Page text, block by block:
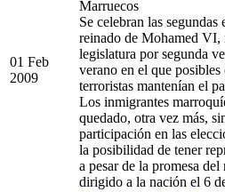
01 Feb
2009
Marruecos
Se celebran las
reinado de Mohamed VI,
legislatura por segunda
verano en el que posibles
terroristas mantenían el
Los inmigrantes
quedado, otra vez más,
participación en las
la posibilidad de tener
a pesar de la promesa
dirigido a la nación el 6